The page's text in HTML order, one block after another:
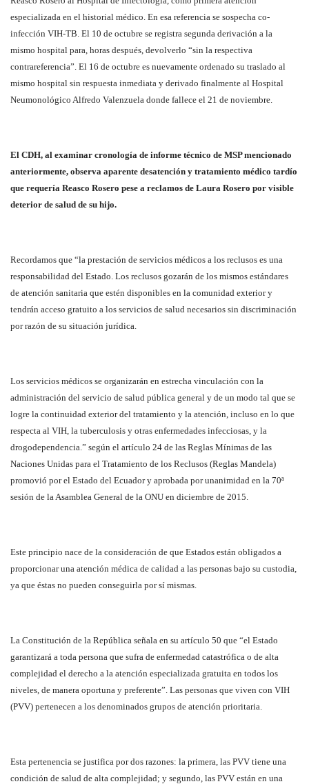
especializada en el historial médico. En esa referencia se sospecha co-
infección VIH-TB. El 10 de octubre se registra segunda derivación a la
mismo hospital para, horas después, devolverlo “sin la respectiva
contrareferencia”. El 16 de octubre es nuevamente ordenado su traslado al
mismo hospital sin respuesta inmediata y derivado finalmente al Hospital
Neumonológico Alfredo Valenzuela donde fallece el 21 de noviembre.
El CDH, al examinar cronología de informe técnico de MSP mencionado
anteriormente, observa aparente desatención y tratamiento médico tardío
que requería Reasco Rosero pese a reclamos de Laura Rosero por visible
deterior de salud de su hijo.
Recordamos que “la prestación de servicios médicos a los reclusos es una
responsabilidad del Estado. Los reclusos gozarán de los mismos estándares
de atención sanitaria que estén disponibles en la comunidad exterior y
tendrán acceso gratuito a los servicios de salud necesarios sin discriminación
por razón de su situación jurídica.
Los servicios médicos se organizarán en estrecha vinculación con la
administración del servicio de salud pública general y de un modo tal que se
logre la continuidad exterior del tratamiento y la atención, incluso en lo que
respecta al VIH, la tuberculosis y otras enfermedades infecciosas, y la
drogodependencia.” según el artículo 24 de las Reglas Mínimas de las
Naciones Unidas para el Tratamiento de los Reclusos (Reglas Mandela)
promovió por el Estado del Ecuador y aprobada por unanimidad en la 70ª
sesión de la Asamblea General de la ONU en diciembre de 2015.
Este principio nace de la consideración de que Estados están obligados a
proporcionar una atención médica de calidad a las personas bajo su custodia,
ya que éstas no pueden conseguirla por sí mismas.
La Constitución de la República señala en su artículo 50 que “el Estado
garantizará a toda persona que sufra de enfermedad catastrófica o de alta
complejidad el derecho a la atención especializada gratuita en todos los
niveles, de manera oportuna y preferente”. Las personas que viven con VIH
(PVV) pertenecen a los denominados grupos de atención prioritaria.
Esta pertenencia se justifica por dos razones: la primera, las PVV tiene una
condición de salud de alta complejidad; y segundo, las PVV están en una